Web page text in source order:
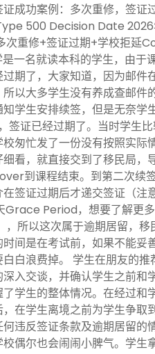
证成功案例：多次重修，签证
500 Decision Date 2026
次重修+签证过期+学校拒
是一名就读本科的学生，由于
过期了，大家知道，因为邮件
所以大多学生没有养成查邮件
知学生安排续签，但是无奈学
签证已经过期了。当时学生
校匆忙发了一份没有按照实
细看，就直接交到了移民局，
到课程结束。到第二次续
在签证过期后才递交签证（注
Grace Period，想要了解更
，所以这次属于逾期居留，
时间是在考试前，如果不能妥
白白浪费掉。 学生在朋友的
深入交谈，并确认学生之前和
了学生的整体情况。在经过
，在学生离境之前为学生争取
违反签证条款及逾期居留的
校偶尔也会闹闹小脾气。学生